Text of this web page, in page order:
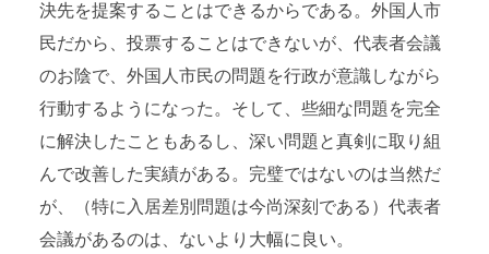
決先を提案することはできるからである。外国人市
民だから、投票することはできないが、代表者会議
のお陰で、外国人市民の問題を行政が意識しながら
行動するようになった。そして、些細な問題を完全
に解決したこともあるし、深い問題と真剣に取り組
んで改善した実績がある。完璧ではないのは当然だ
が、（特に入居差別問題は今尚深刻である）代表者
会議があるのは、ないより大幅に良い。